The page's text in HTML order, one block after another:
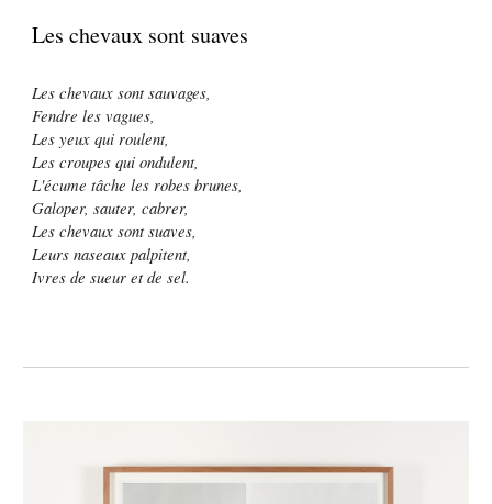
Les chevaux sont suaves
Les chevaux sont sauvages,
Fendre les vagues,
Les yeux qui roulent,
Les croupes qui ondulent,
L'écume tâche les robes brunes,
Galoper, sauter, cabrer,
Les chevaux sont suaves,
Leurs naseaux palpitent,
Ivres de sueur et de sel.